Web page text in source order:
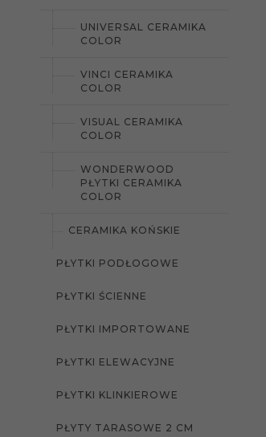
UNIVERSAL CERAMIKA
COLOR
VINCI CERAMIKA
COLOR
VISUAL CERAMIKA
COLOR
WONDERWOOD
PŁYTKI CERAMIKA
COLOR
CERAMIKA KOŃSKIE
PŁYTKI PODŁOGOWE
PŁYTKI ŚCIENNE
PŁYTKI IMPORTOWANE
PŁYTKI ELEWACYJNE
PŁYTKI KLINKIEROWE
PŁYTY TARASOWE 2 CM